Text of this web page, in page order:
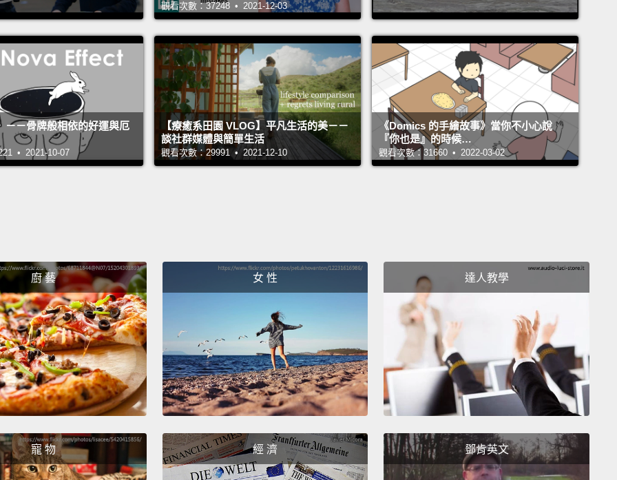
喔。連女王伊莉莎白二世都是潘布魯克威爾斯科基的粉絲。她
養了 16 隻我們這種狗。
You're gonna expect us Corgis to live on average
between 11 and 12 years. We measure 10 to 12 inches in
height and tend to weigh between 24 and 30 pounds. We
are herding dogs, bred to drive cattle and sheep, so our
short stature works to our advantage—when the livestock
and hips.
你能預期我們科基平均活 11 到 12 年。我們身高有 10 到 12
英吋(約 25 到 30 公分)，體重往往在 24 到 30 磅(10 到 13 公
斤)之間。我們是畜牧犬，培育來趕牛趕羊的，所以我們低矮的
身材是我們的優勢－－當家畜試著要踢我們時，牠們的蹄會直
接從我們頭上掃過。我們最大的健康隱憂是肥胖，所以請不要
過度餵食我們－－就算我們求你也別餵。我們也很容易有一些
Not unlike other small dogs, I'm eager to please and
highly intelligent,
so training won't be difficult. But as I
觀看次數：37248 • 2021-12-03
－－骨牌般相依的好運與厄
• 2021-10-07
【療癒系田園 VLOG】平凡生活的美－－
談社群媒體與簡單生活
觀看次數：29991 • 2021-12-10
《Domics 的手繪故事》當你不小心說
『你也是』的時候…
觀看次數：31660 • 2022-03-02
廚 藝 女 性 達人教學
寵 物 經 濟 鄧肯英文